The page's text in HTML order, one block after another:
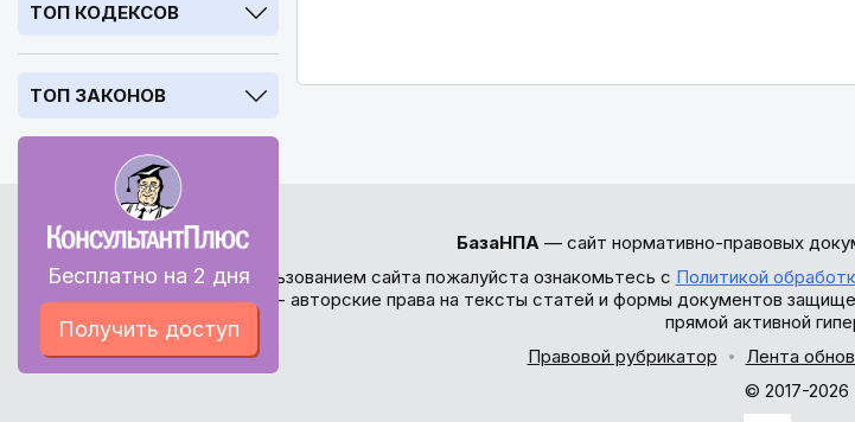
ТОП КОДЕКСОВ
ТОП ЗАКОНОВ
Бесплатно на 2 дня
Получить доступ
БазаНПА— сайт нормативно-правовых
Перед использованием сайта пожалуйста ознакомьтесь с Политикой
внимание - авторские права на тексты статей и формы документов
прямой активной
Правовой рубрикатор
Лента
© 2017-2026